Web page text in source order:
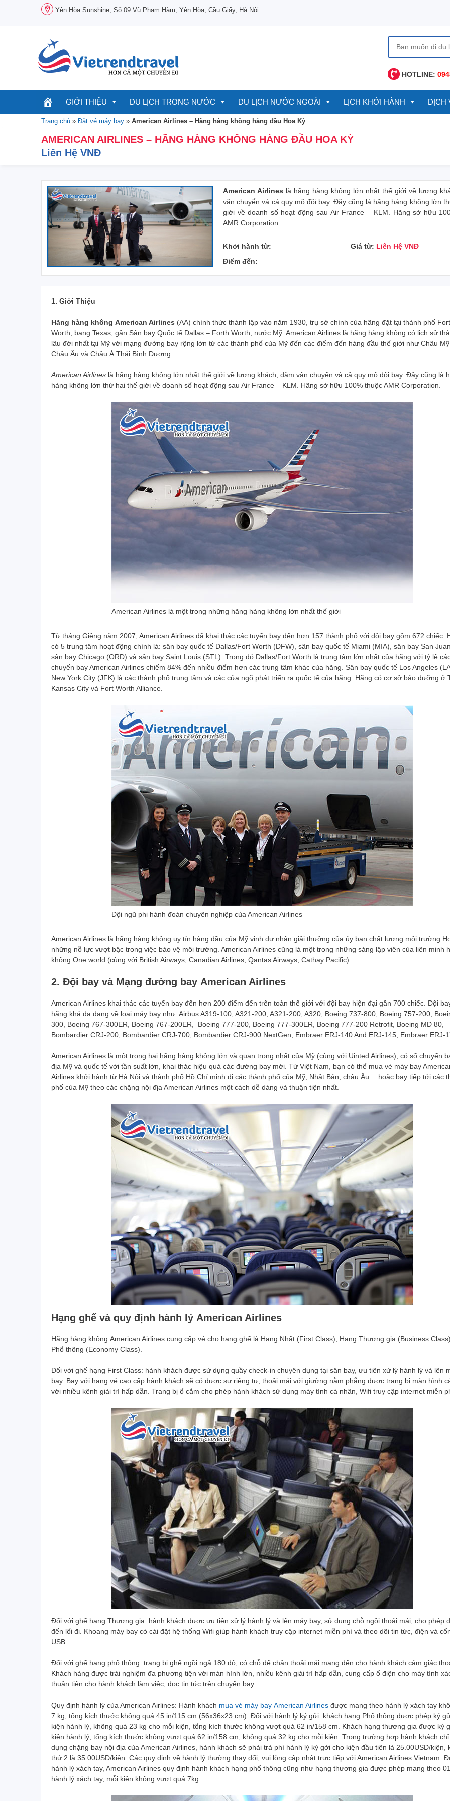
Yên Hòa Sunshine, Số 09 Vũ Phạm Hàm, Yên Hòa, Cầu Giấy, Hà Nội.
Tìm
kiếm
HOTLINE:
GIỚI THIỆU DU LỊCH TRONG NƯỚC DU LỊCH NƯỚC NGOÀI LỊCH KHỞI HÀNH DỊCH
Trang chủ » Đặt vé máy bay » American Airlines – Hãng hàng không hàng đầu Hoa Kỳ
AMERICAN AIRLINES – HÃNG HÀNG KHÔNG HÀNG ĐẦU HOA KỲ
Liên Hệ VNĐ
American Airlines là hãng hàng không lớn nhất thế giới về lượng
vận chuyển và cả quy mô đội bay. Đây cũng là hãng hàng không lớn
giới về doanh số hoạt động sau Air France – KLM. Hãng sở hữu
AMR Corporation.
Khởi hành từ: Giá từ: Liên Hệ VNĐ
Điểm đến:
1. Giới Thiệu
Hãng hàng không American Airlines (AA) chính thức thành lập vào năm 1930, trụ sở chính của hãng đặt tại thành phố Fort
Worth, bang Texas, gần Sân bay Quốc tế Dallas – Forth Worth, nước Mỹ. American Airlines là hãng hàng không có lịch sử
lâu đời nhất tại Mỹ với mạng đường bay rộng lớn từ các thành phố của Mỹ đến các điểm đến hàng đầu thế giới như Châu Mỹ
Châu Âu và Châu Á Thái Bình Dương.
American Airlines là hãng hàng không lớn nhất thế giới về lượng khách, dặm vận chuyển và cả quy mô đội bay. Đây cũng là
hàng không lớn thứ hai thế giới về doanh số hoạt động sau Air France – KLM. Hãng sở hữu 100% thuộc AMR Corporation.
American Airlines là một trong những hãng hàng không lớn nhất thế giới
Từ tháng Giêng năm 2007, American Airlines đã khai thác các tuyến bay đến hơn 157 thành phố với đội bay gồm 672 chiếc.
có 5 trung tâm hoạt động chính là: sân bay quốc tế Dallas/Fort Worth (DFW), sân bay quốc tế Miami (MIA), sân bay San
sân bay Chicago (ORD) và sân bay Saint Louis (STL). Trong đó Dallas/Fort Worth là trung tâm lớn nhất của hãng với tỷ lệ
chuyến bay American Airlines chiếm 84% đến nhiều điểm hơn các trung tâm khác của hãng. Sân bay quốc tế Los Angeles
New York City (JFK) là các thành phố trung tâm và các cửa ngõ phát triển ra quốc tế của hãng. Hãng có cơ sở bảo dưỡng ở
Kansas City và Fort Worth Alliance.
Đội ngũ phi hành đoàn chuyên nghiệp của American Airlines
American Airlines là hãng hàng không uy tín hàng đầu của Mỹ vinh dự nhận giải thưởng của ủy ban chất lượng môi trường
những nỗ lực vượt bậc trong việc bảo vệ môi trường. American Airlines cũng là một trong những sáng lập viên của liên minh
không One world (cùng với British Airways, Canadian Airlines, Qantas Airways, Cathay Pacific).
2. Đội bay và Mạng đường bay American Airlines
American Airlines khai thác các tuyến bay đến hơn 200 điểm đến trên toàn thế giới với đội bay hiện đại gần 700 chiếc. Đội
hãng khá đa dạng về loại máy bay như: Airbus A319-100, A321-200, A321-200, A320, Boeing 737-800, Boeing 757-200,
300, Boeing 767-300ER, Boeing 767-200ER, Boeing 777-200, Boeing 777-300ER, Boeing 777-200 Retrofit, Boeing MD 80,
Bombardier CRJ-200, Bombardier CRJ-700, Bombardier CRJ-900 NextGen, Embraer ERJ-140 And ERJ-145, Embraer ERJ-
American Airlines là một trong hai hãng hàng không lớn và quan trọng nhất của Mỹ (cùng với Uinted Airlines), có số chuyến
địa Mỹ và quốc tế với tần suất lớn, khai thác hiệu quả các đường bay mới. Từ Việt Nam, bạn có thể mua vé máy bay
Airlines khởi hành từ Hà Nội và thành phố Hồ Chí minh đi các thành phố của Mỹ, Nhật Bản, châu Âu… hoặc bay tiếp tới các
phố của Mỹ theo các chặng nội địa American Airlines một cách dễ dàng và thuận tiện nhất.
Hạng ghế và quy định hành lý American Airlines
Hãng hàng không American Airlines cung cấp vé cho hạng ghế là Hạng Nhất (First Class), Hạng Thương gia (Business
Phổ thông (Economy Class).
Đối với ghế hạng First Class: hành khách được sử dụng quầy check-in chuyên dụng tại sân bay, ưu tiên xử lý hành lý và lên
bay. Bay với hạng vé cao cấp hành khách sẽ có được sự riêng tư, thoải mái với giường nằm phẳng được trang bị màn hình
với nhiều kênh giải trí hấp dẫn. Trang bị ổ cắm cho phép hành khách sử dụng máy tính cá nhân, Wifi truy cập internet miễn
Đối với ghế hạng Thương gia: hành khách được ưu tiên xử lý hành lý và lên máy bay, sử dụng chỗ ngồi thoải mái, cho phép
đến lối đi. Khoang máy bay có cài đặt hệ thống Wifi giúp hành khách truy cập internet miễn phí và theo dõi tin tức, điện và
USB.
Đối với ghế hạng phổ thông: trang bị ghế ngồi ngả 180 độ, có chỗ để chân thoải mái mang đến cho hành khách cảm giác
Khách hàng được trải nghiệm đa phương tiện với màn hình lớn, nhiều kênh giải trí hấp dẫn, cung cấp ổ điện cho máy tính
thuận tiện cho hành khách làm việc, đọc tin tức trên chuyến bay.
Quy định hành lý của American Airlines: Hành khách mua vé máy bay American Airlines được mang theo hành lý xách tay
7 kg, tổng kích thước không quá 45 in/115 cm (56x36x23 cm). Đối với hành lý ký gửi: khách hạng Phổ thông được phép ký
kiện hành lý, không quá 23 kg cho mỗi kiện, tổng kích thước không vượt quá 62 in/158 cm. Khách hạng thương gia được ký
kiện hành lý, tổng kích thước không vượt quá 62 in/158 cm, không quá 32 kg cho mỗi kiện. Trong trường hợp hành khách
dụng chặng bay nội địa của American Airlines, hành khách sẽ phải trả phí hành lý ký gởi cho kiện đầu tiên là 25.00USD/kiện,
thứ 2 là 35.00USD/kiện. Các quy định về hành lý thường thay đổi, vui lòng cập nhật trực tiếp với American Airlines Vietnam.
hành lý xách tay, American Airlines quy định hành khách hạng phổ thông cũng như hạng thương gia được phép mang theo
hành lý xách tay, mỗi kiện không vượt quá 7kg.
Một cơ duyên nào đó với Vietrend Travel
trước khi tôi đi công tác giao cho nhân
viên đặt vé máy bay, đặt phòng khách
phải tổ chức sự kiện và đi lại cần một
đơn vị để hợp tác về dịch vụ du lịch. Là
người trực tiếp sử dụng dịch vụ của
đến nay Nam Dược và Vietrend đã hợp
du lịch, chương trình sự kiện,… Cả hai
đang trên đà phát triển và tôi tin cả hai
doanh nghiệp sẽ còn phát triển nhiều
hơn thế nữa. Chúc Vietrend ngày càng
Nam Dược và nhiều đối tác khác.
Mr. Châu – Tổng Giám đốc Nam Dược
Cám ơn BGĐ của công ty Vietrend
Travel đã tổ chức một chương trình tour
rất hài lòng và chất lượng tốt. Cám ơn
HDV Hoàng Trang đã rất tận tụy với mọi
đoàn như người thân của mình. Làm cho
cá nhân tôi và mọi người trong đoàn đều
có cảm giác ấm áp và an tâm, dù đang ở
chỉ nghĩ đơn giản là du lịch và nghỉ ngơi.
nhiều thứ kiến thức quý giá về văn hóa,
lịch sử và cuộc sống của người dân bản
xứ. Tất cả đều nhờ vào kiến thức vô
cùng phong phú của chị Hoàng Trang.
hành cùng công ty trong những tour du
lịch sau của gia đình và công ty chúng
tôi
Trân trọng!
Ms. Nguyễn Thanh Hiền – Tour Nhật Bản
Gia đình tôi đã gắn bó
Travel nhiều năm, qua
Malysia- Singapor, Hàn
được một công ty du lịch
Gia đình tôi rất cảm ơn
Trân trọng,
Ms. Nguyễn Hải Yến – Du